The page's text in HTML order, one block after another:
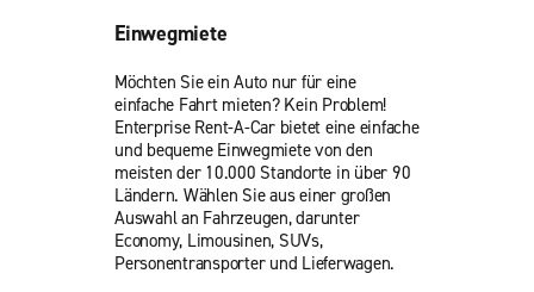
Einwegmiete
Möchten Sie ein Auto nur für eine
einfache Fahrt mieten? Kein Problem!
Enterprise Rent-A-Car bietet eine einfache
und bequeme Einwegmiete von den
meisten der 10.000 Standorte in über 90
Ländern. Wählen Sie aus einer großen
Auswahl an Fahrzeugen, darunter
Economy, Limousinen, SUVs,
Personentransporter und Lieferwagen.